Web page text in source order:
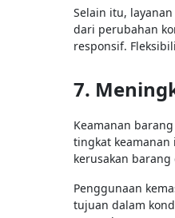
Selain itu,
dari perubahan
responsif.
7.
Keamanan
tingkat keamanan
kerusakan
Penggunaan
tujuan dalam